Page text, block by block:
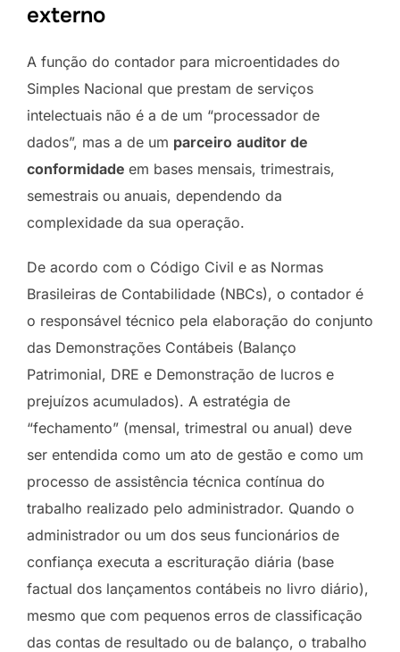
externo
A função do contador para microentidades do
Simples Nacional que prestam de serviços
intelectuais não é a de um “processador de
dados”, mas a de um parceiro auditor de
conformidade em bases mensais, trimestrais,
semestrais ou anuais, dependendo da
complexidade da sua operação.
De acordo com o Código Civil e as Normas
Brasileiras de Contabilidade (NBCs), o contador é
o responsável técnico pela elaboração do conjunto
das Demonstrações Contábeis (Balanço
Patrimonial, DRE e Demonstração de lucros e
prejuízos acumulados). A estratégia de
“fechamento” (mensal, trimestral ou anual) deve
ser entendida como um ato de gestão e como um
processo de assistência técnica contínua do
trabalho realizado pelo administrador. Quando o
administrador ou um dos seus funcionários de
confiança executa a escrituração diária (base
factual dos lançamentos contábeis no livro diário),
mesmo que com pequenos erros de classificação
das contas de resultado ou de balanço, o trabalho